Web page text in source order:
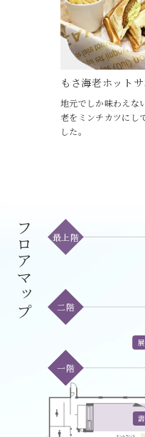
もさ海老ホットサ
地元でしか味わえな
老をミンチカツにし
した。
フロアマップ
一階
二階
最上階